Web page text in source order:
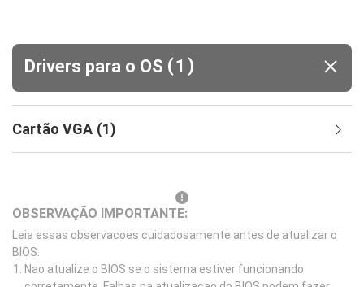
Drivers para o OS (1 )
Cartão VGA (1)
OBSERVAÇÃO IMPORTANTE:
Leia essas observacoes cuidadosamente antes de atualizar o
BIOS.
Nao atualize o BIOS se o sistema estiver funcionando